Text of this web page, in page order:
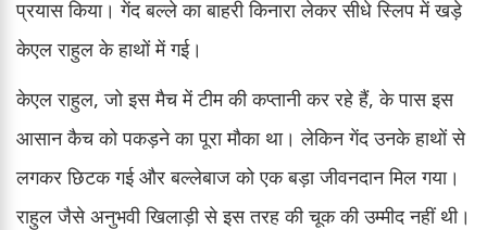
प्रयास किया। गेंद बल्ले का बाहरी किनारा लेकर सीधे स्लिप में खड़े
केएल राहुल के हाथों में गई।
केएल राहुल, जो इस मैच में टीम की कप्तानी कर रहे हैं, के पास इस
आसान कैच को पकड़ने का पूरा मौका था। लेकिन गेंद उनके हाथों से
लगकर छिटक गई और बल्लेबाज को एक बड़ा जीवनदान मिल गया।
राहुल जैसे अनुभवी खिलाड़ी से इस तरह की चूक की उम्मीद नहीं थी।